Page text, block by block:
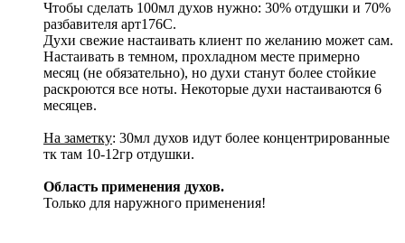
Чтобы сделать 100мл духов нужно: 30% отдушки и 70%
разбавителя арт176С.
Духи свежие настаивать клиент по желанию может сам.
Настаивать в темном, прохладном месте примерно
месяц (не обязательно), но духи станут более стойкие
раскроются все ноты. Некоторые духи настаиваются 6
месяцев.
На заметку: 30мл духов идут более концентрированные
тк там 10-12гр отдушки.
Область применения духов.
Только для наружного применения!